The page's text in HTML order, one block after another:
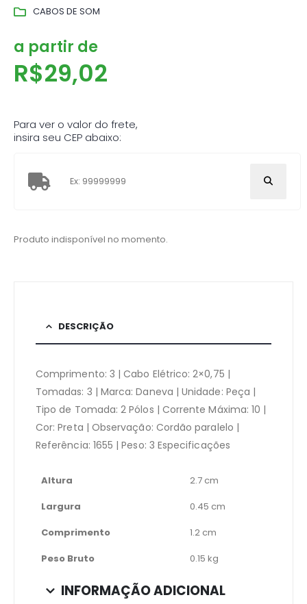
CABOS DE SOM
a partir de
R$29,02
Para ver o valor do frete,
insira seu CEP abaixo:
Produto indisponível no momento.
DESCRIÇÃO
Comprimento: 3 | Cabo Elétrico: 2×0,75 |
Tomadas: 3 | Marca: Daneva | Unidade: Peça |
Tipo de Tomada: 2 Pólos | Corrente Máxima: 10 |
Cor: Preta | Observação: Cordão paralelo |
Referência: 1655 | Peso: 3 Especificações
Altura
2.7 cm
Largura
0.45 cm
Comprimento
1.2 cm
Peso Bruto
0.15 kg
INFORMAÇÃO ADICIONAL